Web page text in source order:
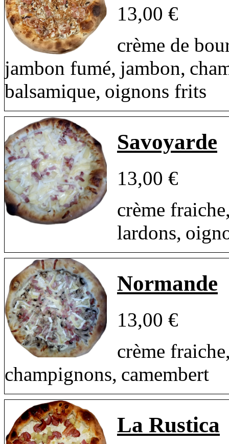
13,00 €
crème de
jambon fumé, jambon,
balsamique, oignons frits
Savoyarde
13,00 €
crème
lardons,
Normande
13,00 €
crème
champignons, camembert
La Rustica